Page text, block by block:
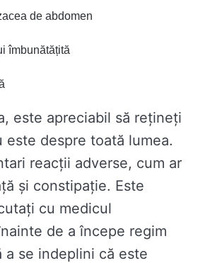
de abdomen
îmbunătățită
este apreciabil să rețineți
este despre toată lumea.
reacții adverse, cum ar
și constipație. Este
cu medicul
de a începe regim
a se indeplini că este